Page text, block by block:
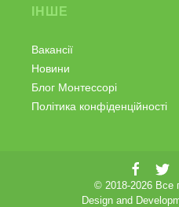
ІНШЕ
Вакансії
Новини
Блог Монтессорі
Політика конфіденційності
© 2018-2026 Все
Design and